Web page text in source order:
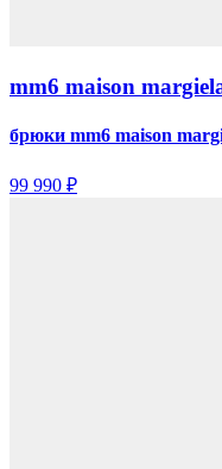
mm6 maison
брюки mm6 maison
99 990 ₽